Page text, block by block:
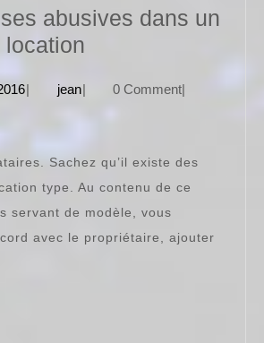
abusives dans un
location
abusives
contrat
de
location
12
jeanjean 0 Comment
Sachez qu’il existe des
type. Au contenu de ce
servant de modèle, vous
avec le propriétaire, ajouter